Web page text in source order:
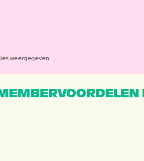
weergegeven